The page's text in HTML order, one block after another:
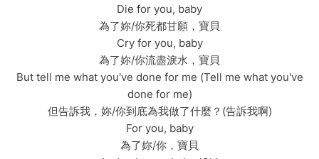
Die for you, baby
為了妳/你死都甘願，寶貝
Cry for you, baby
為了妳/你流盡淚水，寶貝
But tell me what you've done for me (Tell me what you've
done for me)
但告訴我，妳/你到底為我做了什麼？(告訴我啊)
For you, baby
為了妳/你，寶貝